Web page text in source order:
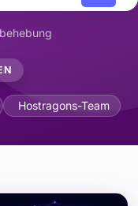
und
Hostragons-Team